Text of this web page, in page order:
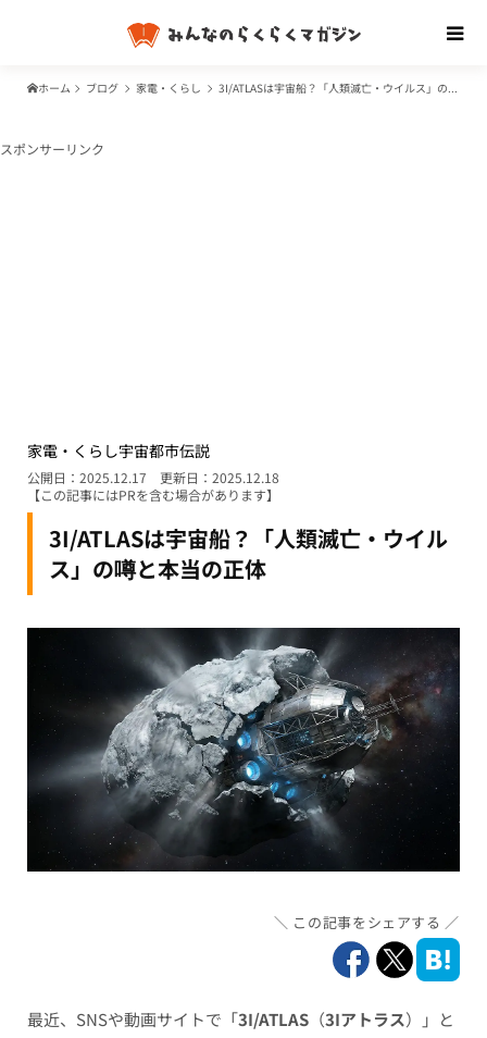
ホーム ブログ 家電・くらし 3I/ATLASは宇宙船？「人類滅亡・ウイルス」の噂と本当の正体
スポンサーリンク
家電・くらし宇宙都市伝説
3I/ATLASは宇宙船？「人類滅亡・ウイル
ス」の噂と本当の正体
公開日：2025.12.17
更新日：2025.12.18
【この記事にはPRを含む場合があります】
この記事をシェアする
最近、SNSや動画サイトで「3I/ATLAS（3Iアトラス）」と